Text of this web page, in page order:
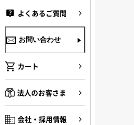
よくあるご質問
お問い合わせ
カート
法人のお客さま
会社・採用情報